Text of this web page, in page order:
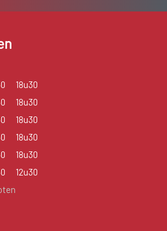
18u30
18u30
18u30
18u30
18u30
12u30